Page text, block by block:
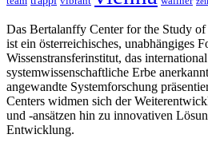
Das Bertalanffy Center for the Study
ist ein österreichisches, unabhängiges
Wissenstransferinstitut, das
systemwissenschaftliche Erbe
angewandte Systemforschung
Centers widmen sich der
und -ansätzen hin zu innovativen
Entwicklung.